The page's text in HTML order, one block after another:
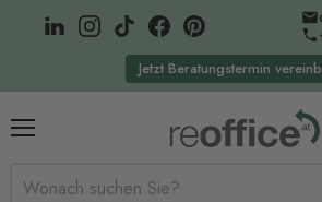
Jetzt Beratungstermin